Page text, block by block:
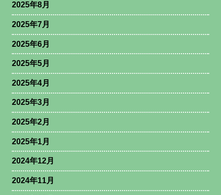
2025年8月
2025年7月
2025年6月
2025年5月
2025年4月
2025年3月
2025年2月
2025年1月
2024年12月
2024年11月